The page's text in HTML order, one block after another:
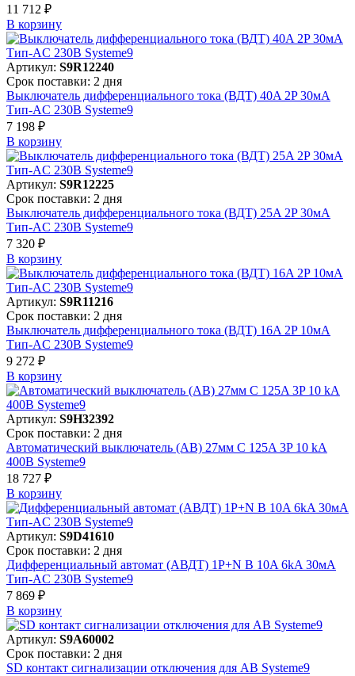
11 712 ₽
В корзинy
Артикул: S9R12240
Срок поставки: 2 дня
Выключатель дифференциального тока (ВДТ) 40A 2P 30мА
Тип-AC 230В Systeme9
7 198 ₽
В корзинy
Артикул: S9R12225
Срок поставки: 2 дня
Выключатель дифференциального тока (ВДТ) 25A 2P 30мА
Тип-AC 230В Systeme9
7 320 ₽
В корзинy
Артикул: S9R11216
Срок поставки: 2 дня
Выключатель дифференциального тока (ВДТ) 16A 2P 10мА
Тип-AC 230В Systeme9
9 272 ₽
В корзинy
Артикул: S9H32392
Срок поставки: 2 дня
Автоматический выключатель (АВ) 27мм C 125A 3P 10 kA
400В Systeme9
18 727 ₽
В корзинy
Артикул: S9D41610
Срок поставки: 2 дня
Дифференциальный автомат (АВДТ) 1P+N B 10A 6kA 30мА
Тип-AC 230В Systeme9
7 869 ₽
В корзинy
Артикул: S9A60002
Срок поставки: 2 дня
SD контакт сигнализации отключения для АВ Systeme9